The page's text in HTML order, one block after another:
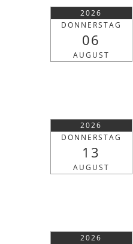
2026
DONNERSTAG
06
AUGUST
2026
DONNERSTAG
13
AUGUST
2026